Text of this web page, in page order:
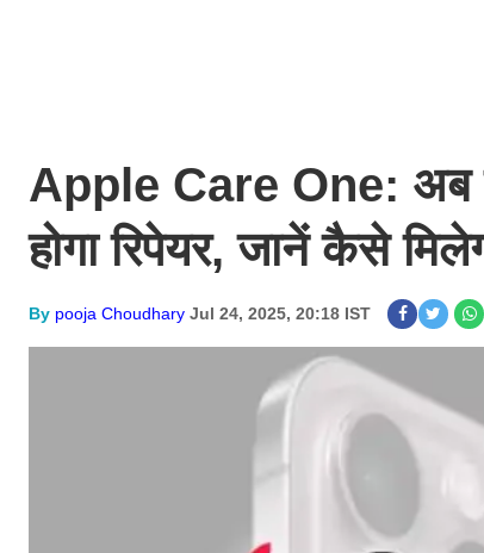
Apple Care One: अब
होगा रिपेयर, जानें कैसे
By pooja Choudhary Jul 24, 2025, 20:18 IST